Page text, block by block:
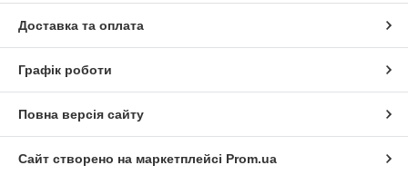
Доставка та оплата
Графік роботи
Повна версія сайту
Сайт створено на маркетплейсі Prom.ua